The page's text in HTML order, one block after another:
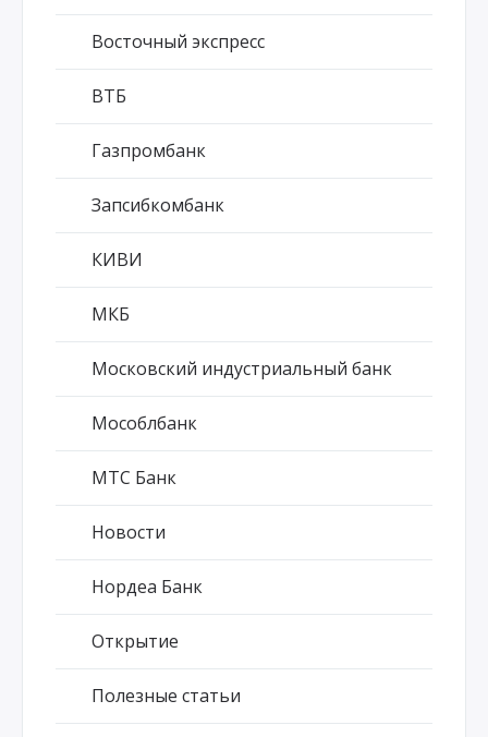
Восточный экспресс
ВТБ
Газпромбанк
Запсибкомбанк
КИВИ
МКБ
Московский индустриальный банк
Мособлбанк
МТС Банк
Новости
Нордеа Банк
Открытие
Полезные статьи